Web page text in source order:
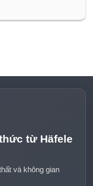
từ Häfele
và không gian